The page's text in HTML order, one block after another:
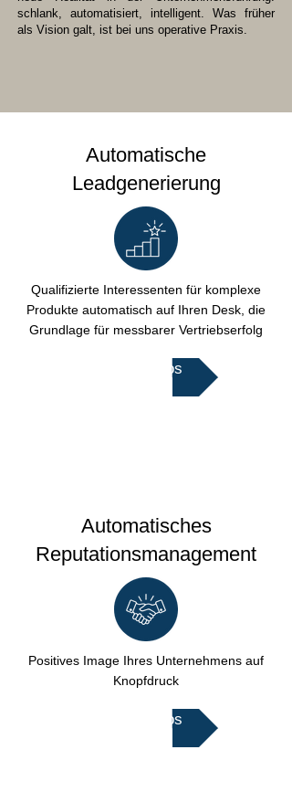
schlank, automatisiert, intelligent. Was früher
als Vision galt, ist bei uns operative Praxis.
Automatische
Leadgenerierung
Qualifizierte Interessenten für komplexe
Produkte automatisch auf Ihren Desk, die
Grundlage für messbarer Vertriebserfolg
Mehr Infos
Automatisches
Reputationsmanagement
Positives Image Ihres Unternehmens auf
Knopfdruck
Mehr Infos